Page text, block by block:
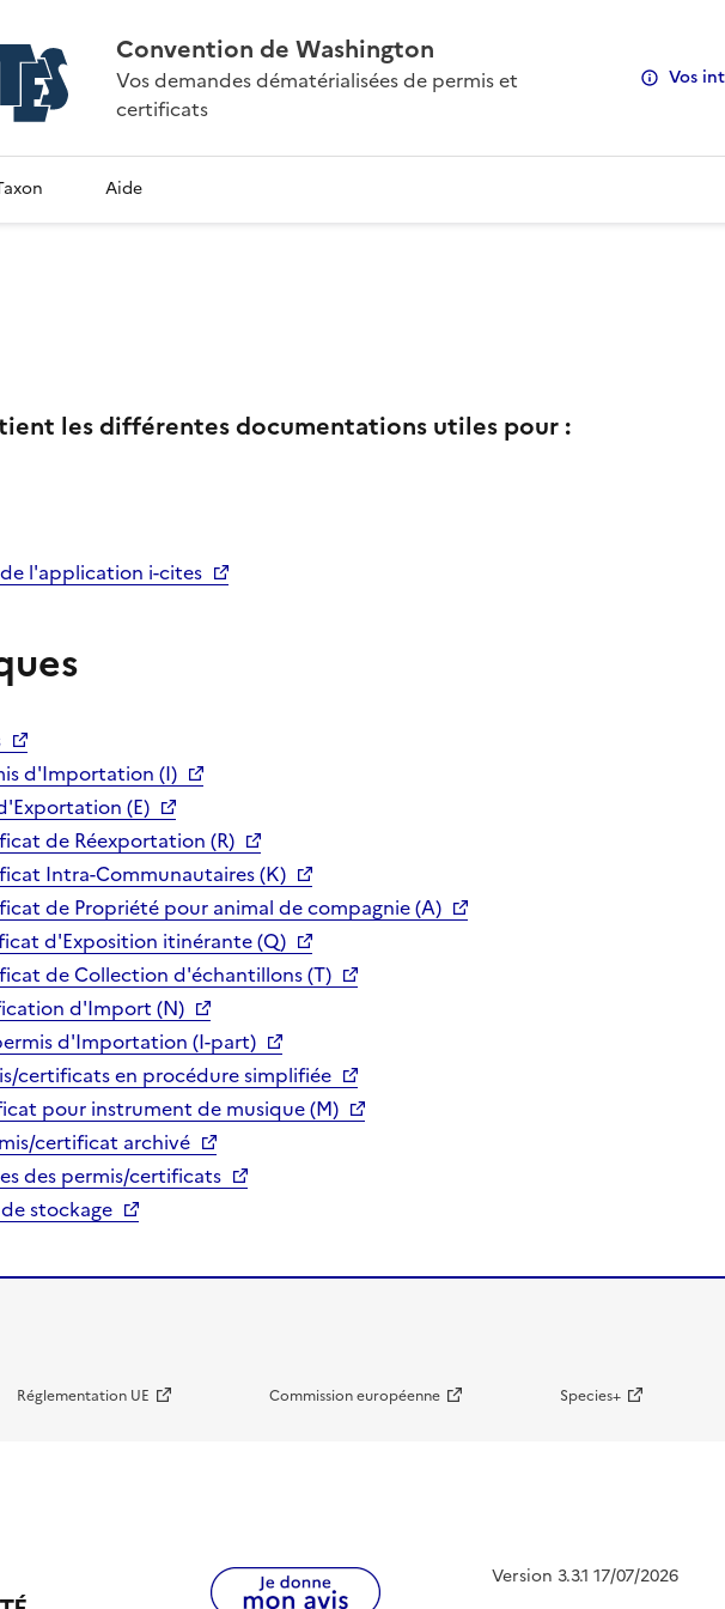
Convention de Washington
Vos demandes dématérialisées de permis et
certificats
Vos
Aide
les différentes documentations utiles pour :
l'application i-cites
d'Importation (I)
(E)
de Réexportation (R)
Intra-Communautaires (K)
de Propriété pour animal de compagnie (A)
d'Exposition itinérante (Q)
de Collection d'échantillons (T)
d'Import (N)
d'Importation (I-part)
certificats en procédure simplifiée
pour instrument de musique (M)
certificat archivé
des permis/certificats
stockage
Réglementation UE Commission européenne Species+
Version 3.3.1 17/07/2026